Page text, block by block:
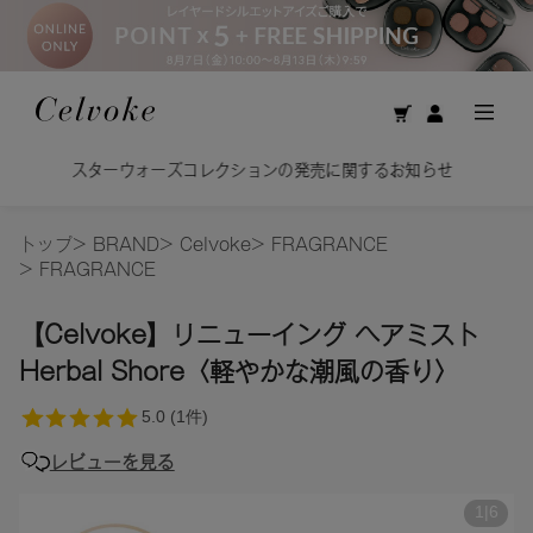
Calm Brightening Cleansing Oil／
美容オイルで洗う贅沢。揺るがない、透明感を
トップ> BRAND> Celvoke> FRAGRANCE
> FRAGRANCE
【Celvoke】リニューイング ヘアミスト
Herbal Shore〈軽やかな潮風の香り〉
レビューを見る
1 6